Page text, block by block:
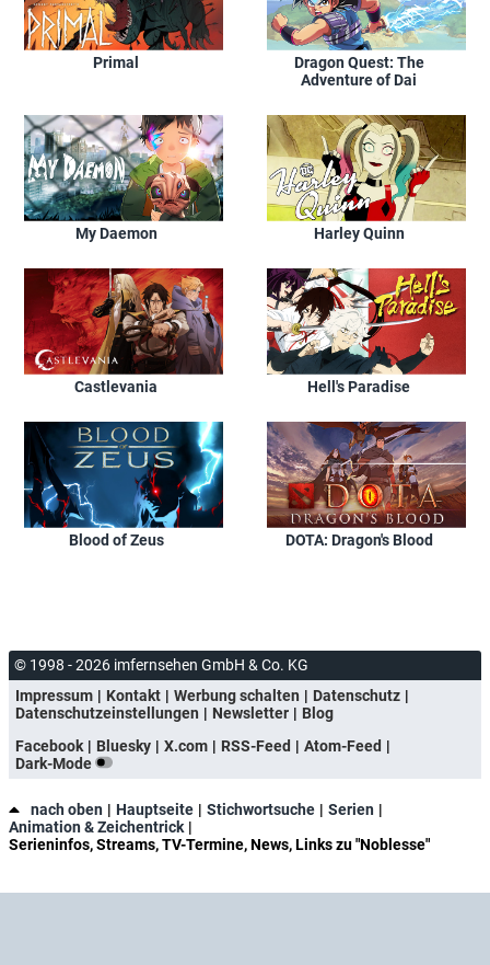
Primal
Dragon Quest: The
Adventure of Dai
My Daemon Harley Quinn
Castlevania Hell's Paradise
Blood of Zeus DOTA: Dragon's Blood
© 1998 - 2026 imfernsehen GmbH & Co. KG
Impressum
Kontakt Werbung schalten
Datenschutz
Datenschutzeinstellungen
Newsletter
Blog
Facebook
Bluesky X.com RSS-Feed
Atom-Feed
Dark-Mode
nach oben Hauptseite Stichwortsuche
Serien
Animation & Zeichentrick
Serieninfos, Streams, TV-Termine, News, Links zu "Noblesse"